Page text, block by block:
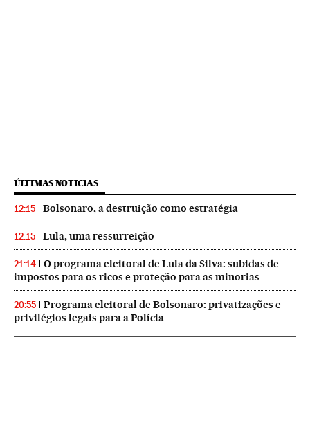
ÚLTIMAS NOTICIAS
12:15 Bolsonaro, a destruição como estratégia
12:15 Lula, uma ressurreição
21:14
O programa eleitoral de Lula da Silva: subidas de
impostos para os ricos e proteção para as minorias
20:55
Programa eleitoral de Bolsonaro: privatizações e
privilégios legais para a Polícia